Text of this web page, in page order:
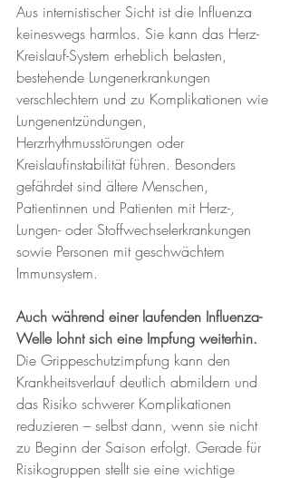
Aus internistischer Sicht ist die Influenza
keineswegs harmlos. Sie kann das Herz-
Kreislauf-System erheblich belasten,
bestehende Lungenerkrankungen
verschlechtern und zu Komplikationen wie
Lungenentzündungen,
Herzrhythmusstörungen oder
Kreislaufinstabilität führen. Besonders
gefährdet sind ältere Menschen,
Patientinnen und Patienten mit Herz-,
Lungen- oder Stoffwechselerkrankungen
sowie Personen mit geschwächtem
Immunsystem.
Auch während einer laufenden Influenza-
Welle lohnt sich eine Impfung weiterhin.
Die Grippeschutzimpfung kann den
Krankheitsverlauf deutlich abmildern und
das Risiko schwerer Komplikationen
reduzieren – selbst dann, wenn sie nicht
zu Beginn der Saison erfolgt. Gerade für
Risikogruppen stellt sie eine wichtige